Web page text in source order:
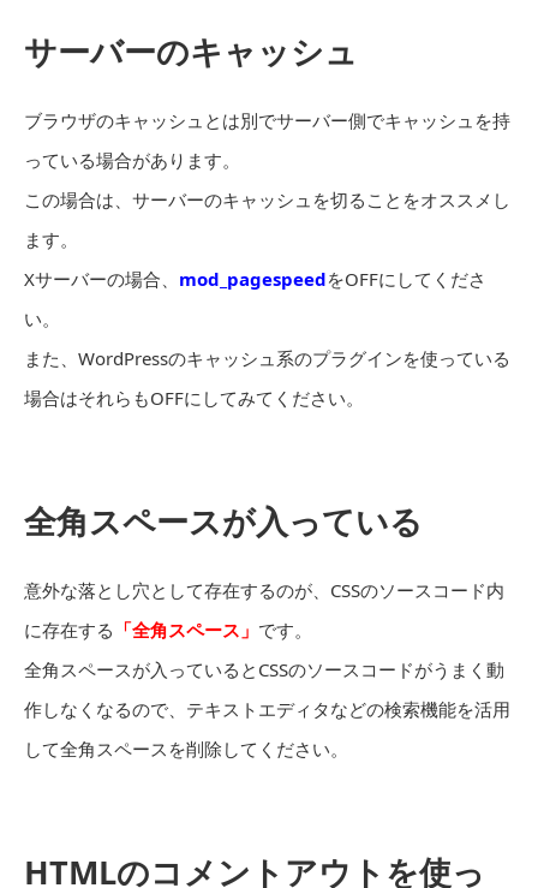
サーバーのキャッシュ
ブラウザのキャッシュとは別でサーバー側でキャッシュを持
っている場合があります。
この場合は、サーバーのキャッシュを切ることをオススメし
ます。
Xサーバーの場合、 mod_pagespeedをOFFにしてくださ
い。
また、WordPressのキャッシュ系のプラグインを使っている
場合はそれらもOFFにしてみてください。
全角スペースが入っている
意外な落とし穴として存在するのが、CSSのソースコード内
に存在する 「全角スペース」 です。
全角スペースが入っているとCSSのソースコードがうまく動
作しなくなるので、テキストエディタなどの検索機能を活用
して全角スペースを削除してください。
HTMLのコメントアウトを使っ